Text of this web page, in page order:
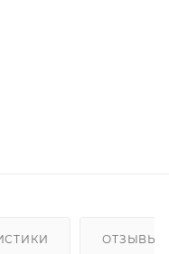
ОТЗЫВЫ